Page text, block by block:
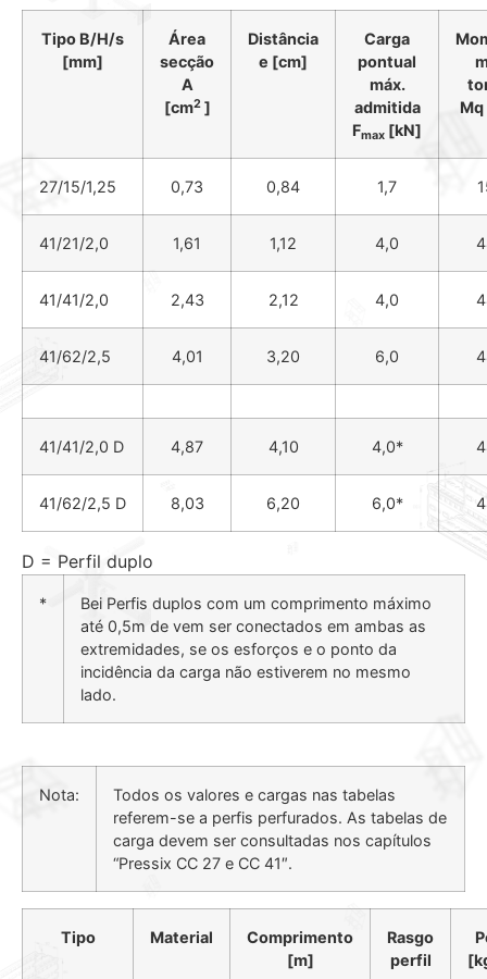
Tipo B/H/s
[mm]
Área
secção
A
[cm2]
Distância
e [cm]
Carga
pontual
máx.
admitida
Fmax [kN]
27/15/1,25 0,73 0,84 1,7
41/21/2,0 1,61 1,12 4,0
41/41/2,0 2,43 2,12 4,0
41/62/2,5 4,01 3,20 6,0
41/41/2,0 D 4,87 4,10 4,0*
41/62/2,5 D 8,03 6,20 6,0*
D = Perfil duplo
*
Bei Perfis duplos com um comprimento máximo
até 0,5m de vem ser conectados em ambas as
extremidades, se os esforços e o ponto da
incidência da carga não estiverem no mesmo
lado.
Nota:
Todos os valores e cargas nas tabelas
referem-se a perfis perfurados. As tabelas de
carga devem ser consultadas nos capítulos
“Pressix CC 27 e CC 41″.
Tipo Material
Comprimento
[m]
Rasgo
perfil